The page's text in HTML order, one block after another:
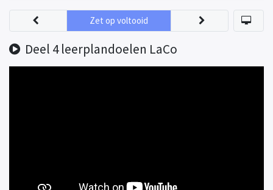
Deel 4 leerplandoelen LaCo
Zet op voltooid